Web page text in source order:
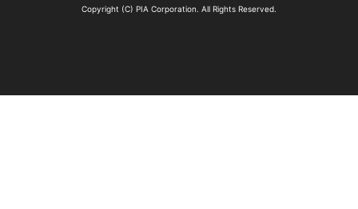
Copyright (C) PIA Corporation. All Rights Reserved.